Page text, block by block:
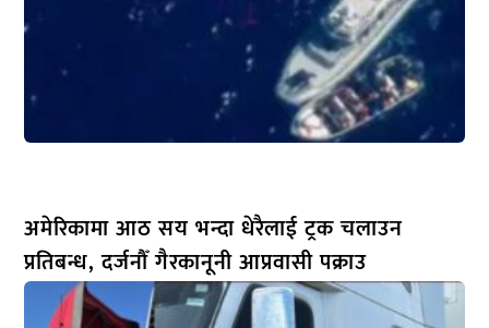
अमेरिकामा आठ सय भन्दा धेरैलाई ट्रक चलाउन
प्रतिबन्ध, दर्जनौँ गैरकानूनी आप्रवासी पक्राउ